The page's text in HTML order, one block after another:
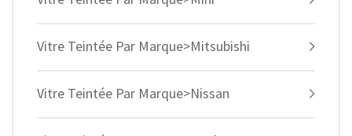
Vitre Teintée Par Marque>Mitsubishi
Vitre Teintée Par Marque>Nissan